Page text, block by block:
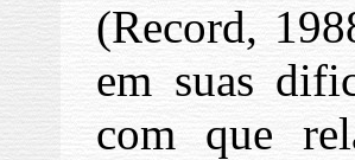
(Record,
em suas
com que